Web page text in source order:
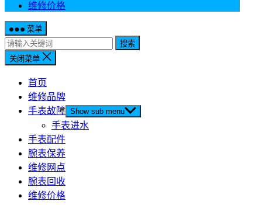
维修价格
菜单
搜索
关闭菜单
首页
维修品牌
手表故障 Show sub menu
手表进水
手表配件
腕表保养
维修网点
腕表回收
维修价格